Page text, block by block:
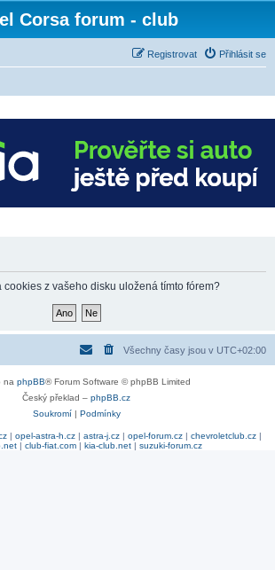
Corsa forum - club
Přihlásit se
Registrovat
cookies z vašeho disku uložená tímto fórem?
Všechny časy jsou v UTC+02:00
na phpBB® Forum Software © phpBB Limited
Český překlad – phpBB.cz
Soukromí| Podmínky
| opel-astra-h.cz | astra-j.cz | opel-forum.cz | chevroletclub.cz |
| club-fiat.com| kia-club.net| suzuki-forum.cz